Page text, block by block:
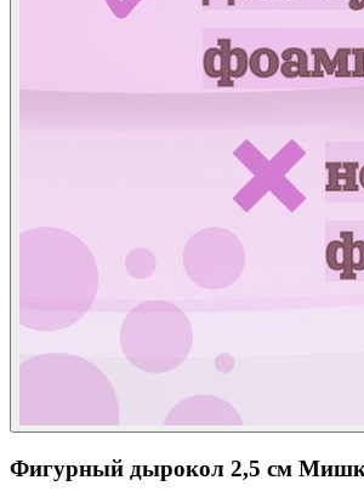
Фигурный дырокол 2,5 см